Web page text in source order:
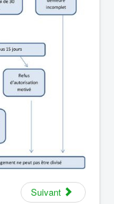
Suivant